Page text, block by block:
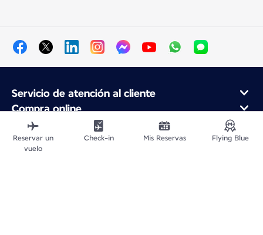
Servicio de atención al cliente
Compra online
Programa de fidelidad y socios
Acerca de Air France
Aplicación móvil Air France
Reservar un
vuelo
Check-in Mis Reservas Flying Blue